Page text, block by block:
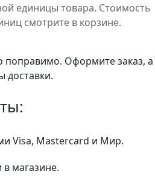
единицы товара. Стоимость
смотрите в корзине.
Оформите заказ, а
доставки.
Visa, Mastercard и Мир.
магазине.